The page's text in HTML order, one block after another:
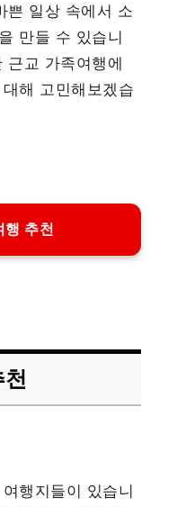
쁜 일상 속에서 소
만들 수 있습니
근교 가족여행에
해 고민해보겠습
행 추천
행지들이 있습니